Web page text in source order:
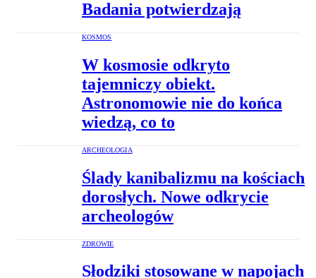
Badania potwierdzają
KOSMOS
W kosmosie odkryto
tajemniczy obiekt.
Astronomowie nie do końca
wiedzą, co to
ARCHEOLOGIA
Ślady kanibalizmu na kościach
dorosłych. Nowe odkrycie
archeologów
ZDROWIE
Słodziki stosowane w napojach